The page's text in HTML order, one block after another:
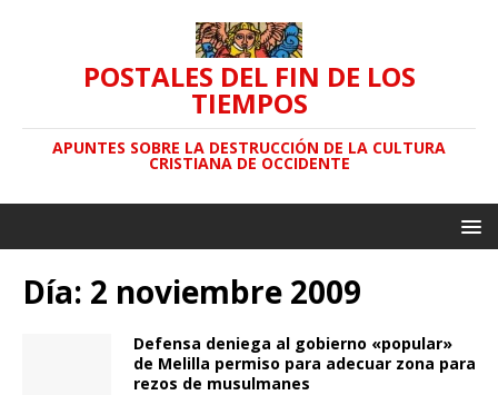
POSTALES DEL FIN DE LOS
TIEMPOS
APUNTES SOBRE LA DESTRUCCIÓN DE LA CULTURA
CRISTIANA DE OCCIDENTE
Día: 2 noviembre 2009
Defensa deniega al gobierno «popular»
de Melilla permiso para adecuar zona para
rezos de musulmanes